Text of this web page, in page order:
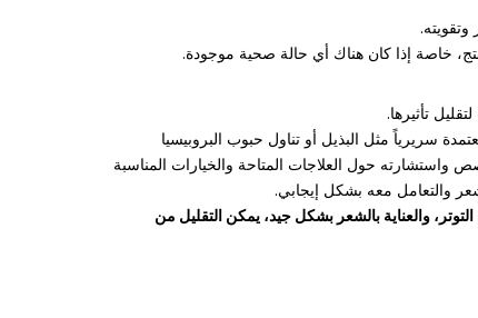
خاصة إذا كان هناك أي حالة صحية موجودة.
تأثيرها.
سريرياً مثل البذيل أو تناول حبوب البروبيسيا
حول العلاجات المتاحة والخيارات المناسبة
والتعامل معه بشكل إيجابي.
والعناية بالشعر بشكل جيد، يمكن التقليل من